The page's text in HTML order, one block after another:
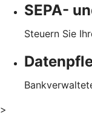
SEPA-
Steuern Sie
>